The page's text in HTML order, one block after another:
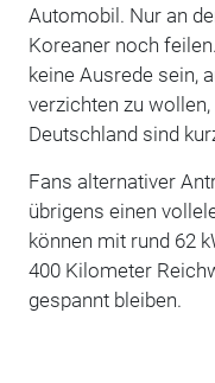
Automobil. Nur an
Koreaner noch
keine Ausrede sein,
verzichten zu
Deutschland sind
Fans alternativer
übrigens einen
können mit rund 62
400 Kilometer
gespannt bleiben.